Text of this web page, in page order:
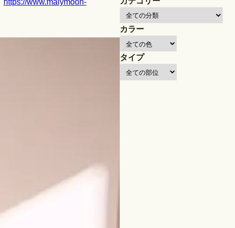
カラー
タイプ